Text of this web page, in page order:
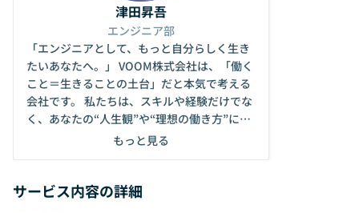
津田昇吾
エンジニア部
「エンジニアとして、もっと自分らしく生き
たいあなたへ。」 VOOM株式会社は、「働く
こと＝生きることの土台」だと本気で考える
会社です。 私たちは、スキルや経験だけでな
く、あなたの“人生観”や“理想の働き方”に寄
り添ったマッチングを大切にしています。 た
えます。 ⸻ 💼 VOOMの強み • 豊富なエン
もっと見る
サービス内容の詳細